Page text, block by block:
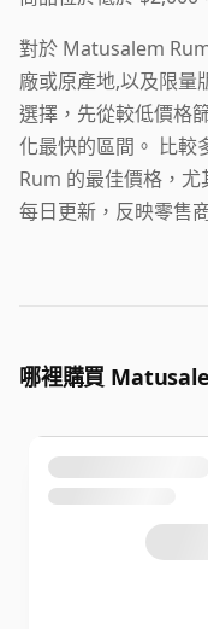
對於 Matusalem
廠或原產地,以及限量
選擇，先從較低價格
化最快的區間。 比
Rum 的最佳價格，
每日更新，反映零售
哪裡購買